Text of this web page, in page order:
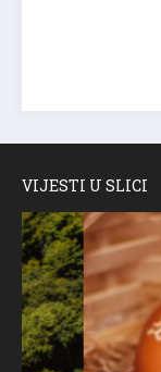
VIJESTI U SLICI